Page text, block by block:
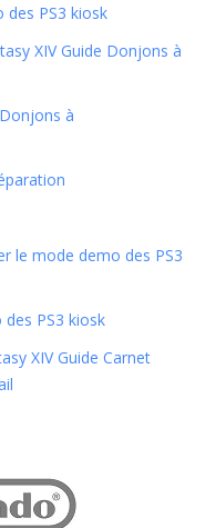
PS3 kiosk
XIV Guide Donjons à
à
le mode demo des PS3
PS3 kiosk
XIV Guide Carnet